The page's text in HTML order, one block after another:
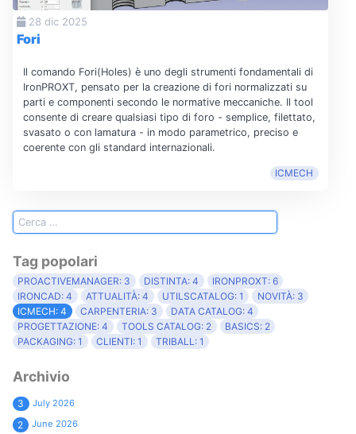
28 dic 2025
Fori
Il comando Fori(Holes) è uno degli strumenti fondamentali di
IronPROXT, pensato per la creazione di fori normalizzati su
parti e componenti secondo le normative meccaniche. Il tool
consente di creare qualsiasi tipo di foro - semplice, filettato,
svasato o con lamatura - in modo parametrico, preciso e
coerente con gli standard internazionali.
ICMECH
Tag popolari
PROACTIVEMANAGER: 3 DISTINTA: 4
IRONPROXT: 6
IRONCAD: 4
ATTUALITÀ: 4 UTILSCATALOG: 1
NOVITÀ: 3
ICMECH: 4
CARPENTERIA: 3
DATA CATALOG: 4
PROGETTAZIONE: 4
TOOLS CATALOG: 2
BASICS: 2
PACKAGING: 1
CLIENTI: 1 TRIBALL: 1
Archivio
3 July 2026
2 June 2026